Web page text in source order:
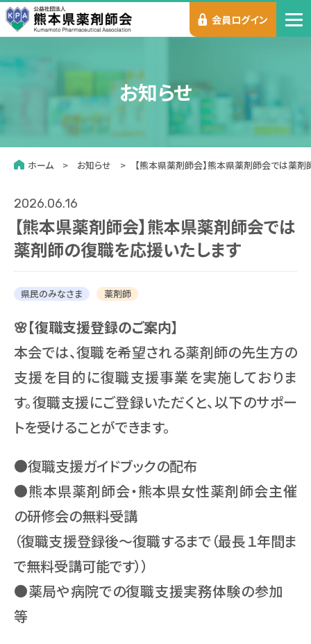
会員ログイン
お知らせ
ホーム お知らせ 【熊本県薬剤師会】熊本県薬剤師会では薬
2026.06.16
【熊本県薬剤師会】熊本県薬剤師会では
薬剤師の復職を応援いたします
県民のみなさま 薬剤師
🌸【復職支援登録のご案内】
本会では、復職を希望される薬剤師の先生方の
支援を目的に復職支援事業を実施しておりま
す。復職支援にご登録いただくと、以下のサポー
トを受けることができます。
●復職支援ガイドブックの配布
●熊本県薬剤師会・熊本県女性薬剤師会主催
の研修会の無料受講
（復職支援登録後～復職するまで（最長１年間ま
で無料受講可能です））
●薬局や病院での復職支援実務体験の参加
等